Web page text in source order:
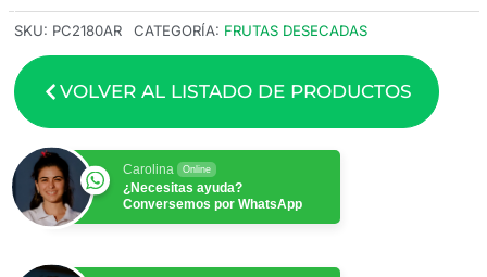
SKU: PC2180AR CATEGORÍA: FRUTAS DESECADAS
VOLVER AL LISTADO DE PRODUCTOS
Carolina Online
¿Necesitas ayuda?
Conversemos por WhatsApp